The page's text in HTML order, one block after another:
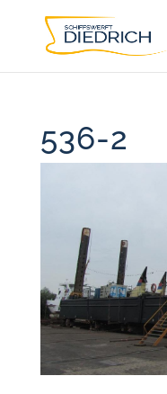
536-2